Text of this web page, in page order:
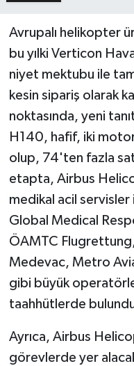
Avrupalı helikopter
bu yılki Verticon
niyet mektubu ile
kesin sipariş olarak
noktasında, yeni
H140, hafif, iki
olup, 74'ten fazla
etapta, Airbus
medikal acil servisler
Global Medical
ÖAMTC
Medevac, Metro
gibi büyük
taahhütlerde
Ayrıca, Airbus
görevlerde yer